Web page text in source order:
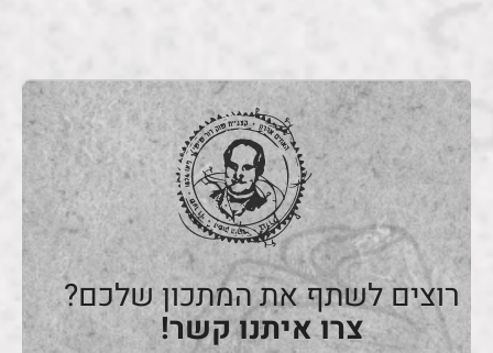
רוצים לשתף את המתכון שלכם?
צרו איתנו קשר!